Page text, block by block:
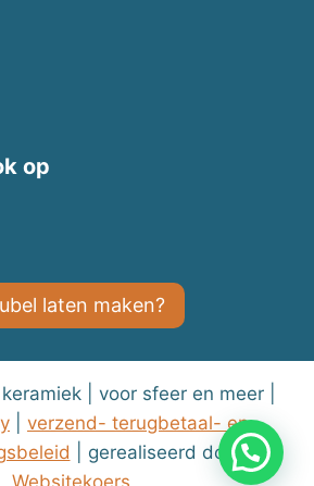
op
laten maken?
| voor sfeer en meer |
verzend- terugbetaal- en
| gerealiseerd door
Hulp nodig?